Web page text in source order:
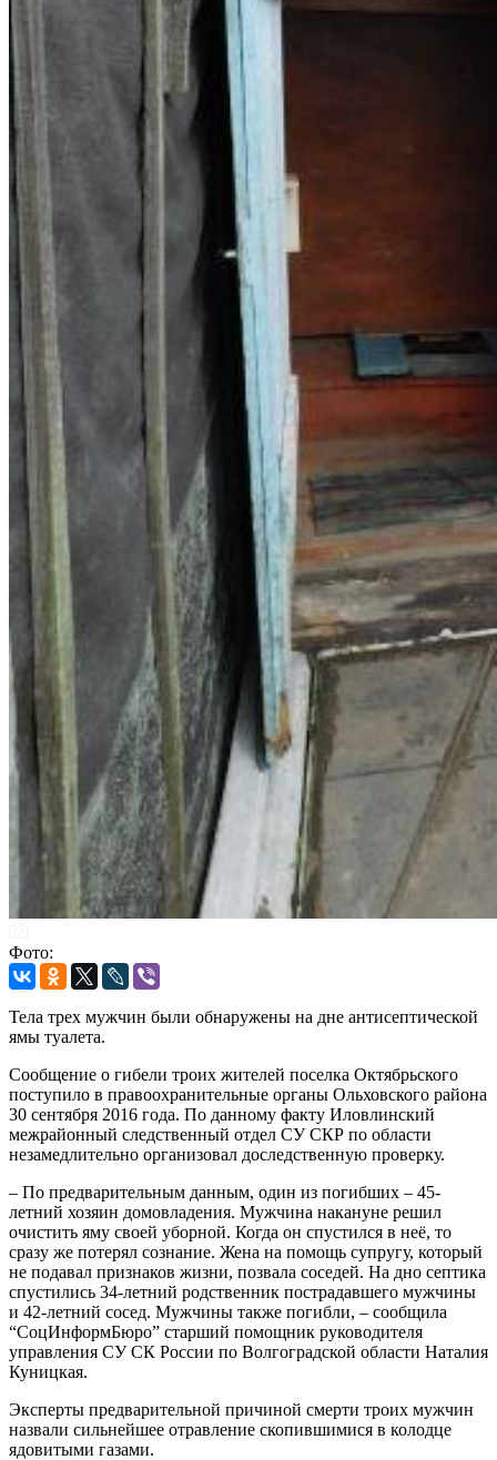
Фото:
Тела трех мужчин были обнаружены на дне антисептической
ямы туалета.
Сообщение о гибели троих жителей поселка Октябрьского
поступило в правоохранительные органы Ольховского района
30 сентября 2016 года. По данному факту Иловлинский
межрайонный следственный отдел СУ СКР по области
незамедлительно организовал доследственную проверку.
– По предварительным данным, один из погибших – 45-
летний хозяин домовладения. Мужчина накануне решил
очистить яму своей уборной. Когда он спустился в неё, то
сразу же потерял сознание. Жена на помощь супругу, который
не подавал признаков жизни, позвала соседей. На дно септика
спустились 34-летний родственник пострадавшего мужчины
и 42-летний сосед. Мужчины также погибли, – сообщила
“СоцИнформБюро” старший помощник руководителя
управления СУ СК России по Волгоградской области Наталия
Куницкая.
Эксперты предварительной причиной смерти троих мужчин
назвали сильнейшее отравление скопившимися в колодце
ядовитыми газами.